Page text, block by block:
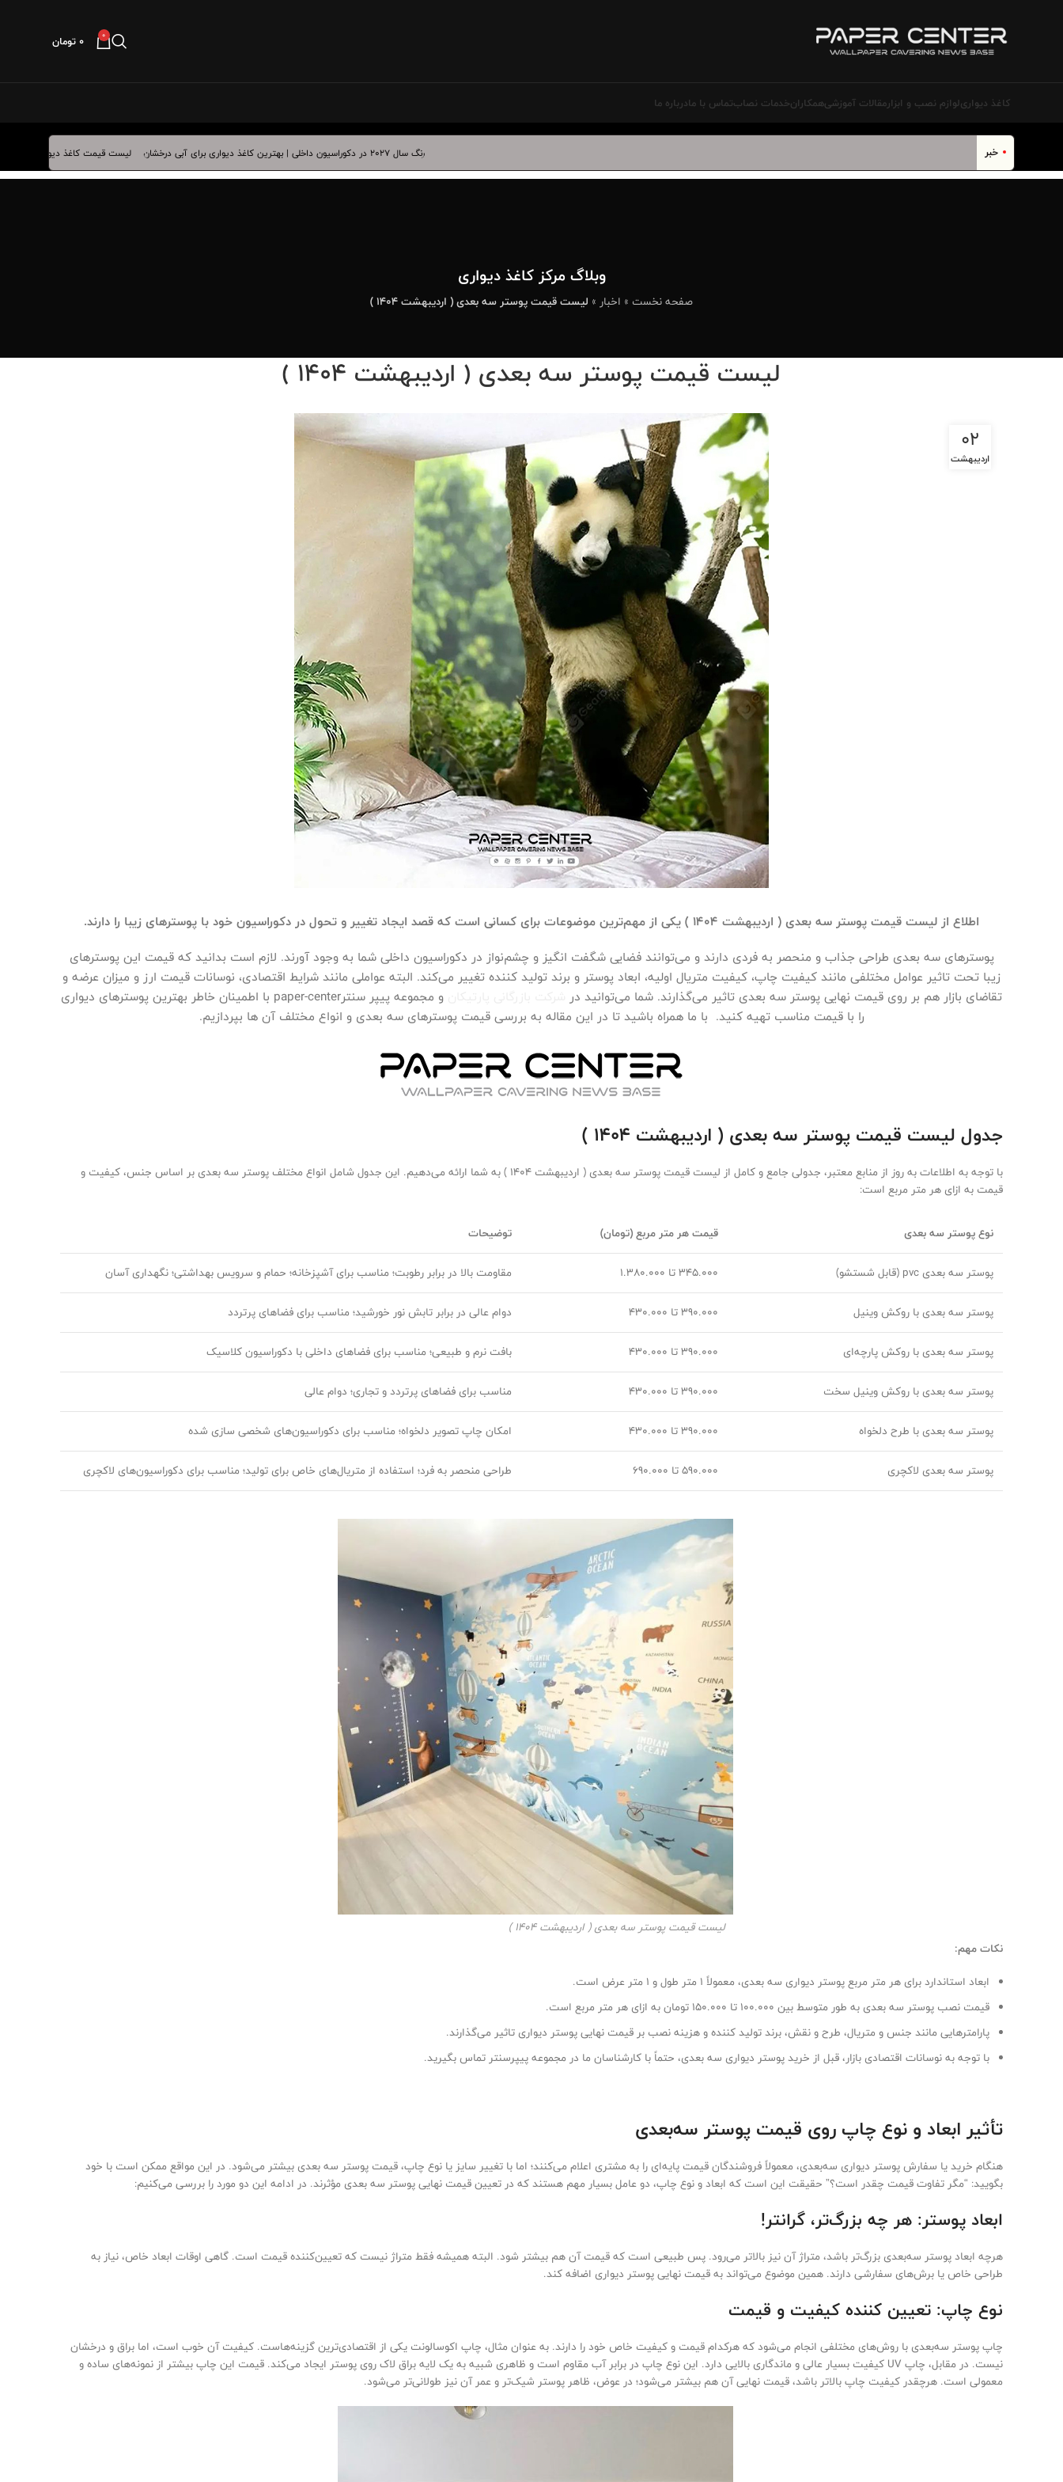
0 ۰تومان
کاغذ دیواریلوازم نصب و ابزارمقالات آموزشیهمکارانخدمات نصاب‌تماس با مادرباره ما
خبر رنگ سال ۲۰۲۷ در دکوراسیون داخلی | بهترین کاغذ دیواری برای آبی درخشان لیست قیمت کاغذ دیواری فروردین ماه 1405
وبلاگ مرکز کاغذ دیواری
صفحه نخست » اخبار » لیست قیمت پوستر سه‌ بعدی ( اردیبهشت ۱۴۰۴ )
لیست قیمت پوستر سه‌ بعدی ( اردیبهشت ۱۴۰۴ )
02
اردیبهشت
اطلاع از لیست قیمت پوستر سه‌ بعدی ( اردیبهشت ۱۴۰۴ ) یکی از مهم‌ترین موضوعات برای کسانی است که قصد ایجاد تغییر و تحول در دکوراسیون خود با پوسترهای زیبا را دارند.
پوسترهای سه بعدی طراحی جذاب و منحصر به فردی دارند و می‌توانند فضایی شگفت انگیز و چشم‌نواز در دکوراسیون داخلی شما به وجود آورند. لازم است بدانید که قیمت این پوسترهای
زیبا تحت تاثیر عوامل مختلفی مانند کیفیت چاپ، کیفیت متریال اولیه، ابعاد پوستر و برند تولید کننده تغییر می‌کند. البته عواملی مانند شرایط اقتصادی، نوسانات قیمت ارز و میزان عرضه و
تقاضای بازار هم بر روی قیمت نهایی پوستر سه بعدی تاثیر می‌گذارند. شما می‌توانید در
و مجموعه پیپر سنترpaper-center با اطمینان خاطر بهترین پوسترهای دیواری
را با قیمت مناسب تهیه کنید. با ما همراه باشید تا در این مقاله به بررسی قیمت پوسترهای سه بعدی و انواع مختلف آن ها بپردازیم.
جدول لیست قیمت پوستر سه‌ بعدی ( اردیبهشت ۱۴۰۴ )
با توجه به اطلاعات به روز از منابع معتبر، جدولی جامع و کامل از لیست قیمت پوستر سه‌ بعدی ( اردیبهشت ۱۴۰۴ ) به شما ارائه می‌دهیم. این جدول شامل انواع مختلف پوستر سه بعدی بر اساس جنس، کیفیت و
قیمت به ازای هر متر مربع است:
نوع پوستر سه بعدی قیمت هر متر مربع (تومان) توضیحات
پوستر سه بعدی pvc (قابل شستشو) 345.000 تا 1.380.000 مقاومت بالا در برابر رطوبت؛ مناسب برای آشپزخانه؛ حمام و سرویس بهداشتی؛ نگهداری آسان
پوستر سه بعدی با روکش وینیل 390.000 تا 430.000 دوام عالی در برابر تابش نور خورشید؛ مناسب برای فضاهای پرتردد
پوستر سه بعدی با روکش پارچه‌ای 390.000 تا 430.000 بافت نرم و طبیعی؛ مناسب برای فضاهای داخلی با دکوراسیون کلاسیک
پوستر سه بعدی با روکش وینیل سخت 390.000 تا 430.000 مناسب برای فضاهای پرتردد و تجاری؛ دوام عالی
پوستر سه بعدی با طرح دلخواه 390.000 تا 430.000 امکان چاپ تصویر دلخواه؛ مناسب برای دکوراسیون‌های شخصی سازی شده
پوستر سه بعدی لاکچری 590.000 تا 690.000 طراحی منحصر به فرد؛ استفاده از متریال‌های خاص برای تولید؛ مناسب برای دکوراسیون‌های لاکچری
لیست قیمت پوستر سه‌ بعدی ( اردیبهشت ۱۴۰۴ )
نکات مهم:
ابعاد استاندارد برای هر متر مربع پوستر دیواری سه بعدی، معمولاً 1 متر طول و 1 متر عرض است.
قیمت نصب پوستر سه بعدی به طور متوسط بین 100.000 تا 150.000 تومان به ازای هر متر مربع است.
پارامترهایی مانند جنس و متریال، طرح و نقش، برند تولید کننده و هزینه نصب بر قیمت نهایی پوستر دیواری تاثیر می‌گذارند.
با توجه به نوسانات اقتصادی بازار، قبل از خرید پوستر دیواری سه بعدی، حتماً با کارشناسان ما در مجموعه پیپرسنتر تماس بگیرید.
تأثیر ابعاد و نوع چاپ روی قیمت پوستر سه‌بعدی
هنگام خرید یا سفارش پوستر دیواری سه‌بعدی، معمولاً فروشندگان قیمت پایه‌ای را به مشتری اعلام می‌کنند؛ اما با تغییر سایز یا نوع چاپ، قیمت پوستر سه‌ بعدی بیشتر می‌شود. در این مواقع ممکن است با خود
بگویید: “مگر تفاوت قیمت چقدر است؟” حقیقت این است که ابعاد و نوع چاپ، دو عامل بسیار مهم هستند که در تعیین قیمت نهایی پوستر سه ‌بعدی مؤثرند. در ادامه این دو مورد را بررسی می‌کنیم:
ابعاد پوستر: هر چه بزرگ‌تر، گرانتر!
هرچه ابعاد پوستر سه‌بعدی بزرگ‌تر باشد، متراژ آن نیز بالاتر می‌رود. پس طبیعی است که قیمت آن هم بیشتر شود. البته همیشه فقط متراژ نیست که تعیین‌کننده قیمت است. گاهی اوقات ابعاد خاص، نیاز به
طراحی خاص یا برش‌های سفارشی دارند. همین موضوع می‌تواند به قیمت نهایی پوستر دیواری اضافه کند.
نوع چاپ: تعیین کننده کیفیت و قیمت
چاپ پوستر سه‌بعدی با روش‌های مختلفی انجام می‌شود که هرکدام قیمت و کیفیت خاص خود را دارند. به عنوان مثال، چاپ اکوسالونت یکی از اقتصادی‌ترین گزینه‌هاست. کیفیت آن خوب است، اما براق و درخشان
نیست. در مقابل، چاپ UV کیفیت بسیار عالی و ماندگاری بالایی دارد. این نوع چاپ در برابر آب مقاوم است و ظاهری شبیه به یک لایه براق لاک روی پوستر ایجاد می‌کند. قیمت این چاپ بیشتر از نمونه‌های ساده و
معمولی است. هرچقدر کیفیت چاپ بالاتر باشد، قیمت نهایی آن هم بیشتر می‌شود؛ در عوض، ظاهر پوستر شیک‌تر و عمر آن نیز طولانی‌تر می‌شود.